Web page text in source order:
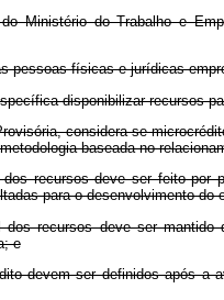
Ministério do Trabalho e
pessoas físicas e jurídicas
disponibilizar recursos
considera-se
baseada no
recursos deve ser feito por
para o desenvolvimento do
recursos deve ser mantido
e
devem ser definidos após a